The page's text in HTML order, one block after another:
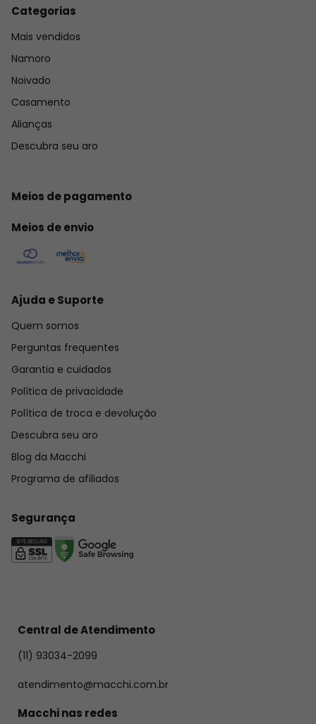
Categorias
Mais vendidos
Namoro
Noivado
Casamento
Alianças
Descubra seu aro
Meios de pagamento
Meios de envio
Ajuda e Suporte
Quem somos
Perguntas frequentes
Garantia e cuidados
Política de privacidade
Política de troca e devolução
Descubra seu aro
Blog da Macchi
Programa de afiliados
Segurança
Central de Atendimento
(11) 93034-2099
atendimento@macchi.com.br
Macchi nas redes